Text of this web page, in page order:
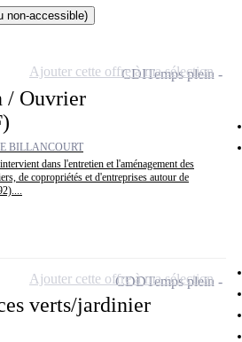
non-accessible)
/ Ouvrier
BILLANCOURT
dans l'entretien et l'aménagement des
de copropriétés et d'entreprises autour de
CDITemps plein
Ajouter cette offre à ma sélection
verts/jardinier
CDDTemps plein
Ajouter cette offre à ma sélection